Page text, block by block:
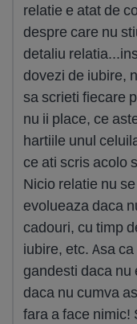
relatie e atat de
despre care nu
detaliu
dovezi de iubire,
sa scrieti fiecare
nu ii place, ce
hartiile unul
ce ati scris acolo
Nicio relatie nu
evolueaza daca
cadouri, cu timp
iubire, etc. Asa
gandesti daca nu
daca nu cumva
fara a face nimic!